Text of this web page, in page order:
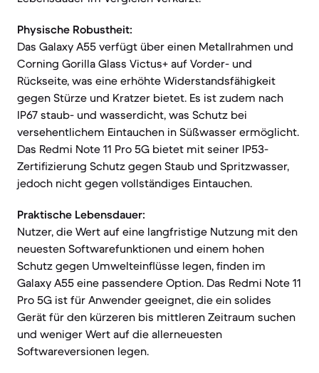
Physische Robustheit:
Das Galaxy A55 verfügt über einen Metallrahmen und
Corning Gorilla Glass Victus+ auf Vorder- und
Rückseite, was eine erhöhte Widerstandsfähigkeit
gegen Stürze und Kratzer bietet. Es ist zudem nach
IP67 staub- und wasserdicht, was Schutz bei
versehentlichem Eintauchen in Süßwasser ermöglicht.
Das Redmi Note 11 Pro 5G bietet mit seiner IP53-
Zertifizierung Schutz gegen Staub und Spritzwasser,
jedoch nicht gegen vollständiges Eintauchen.
Praktische Lebensdauer:
Nutzer, die Wert auf eine langfristige Nutzung mit den
neuesten Softwarefunktionen und einem hohen
Schutz gegen Umwelteinflüsse legen, finden im
Galaxy A55 eine passendere Option. Das Redmi Note 11
Pro 5G ist für Anwender geeignet, die ein solides
Gerät für den kürzeren bis mittleren Zeitraum suchen
und weniger Wert auf die allerneuesten
Softwareversionen legen.